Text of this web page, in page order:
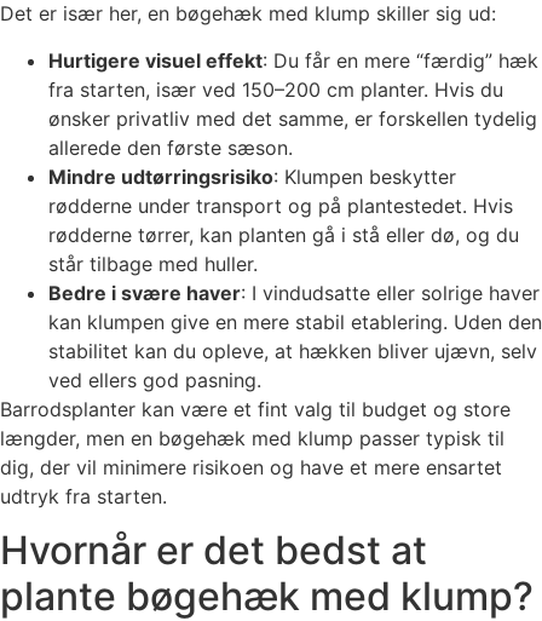
Det er især her, en bøgehæk med klump skiller sig ud:
Hurtigere visuel effekt: Du får en mere “færdig” hæk
fra starten, især ved 150–200 cm planter. Hvis du
ønsker privatliv med det samme, er forskellen tydelig
allerede den første sæson.
Mindre udtørringsrisiko: Klumpen beskytter
rødderne under transport og på plantestedet. Hvis
rødderne tørrer, kan planten gå i stå eller dø, og du
står tilbage med huller.
Bedre i svære haver: I vindudsatte eller solrige haver
kan klumpen give en mere stabil etablering. Uden den
stabilitet kan du opleve, at hækken bliver ujævn, selv
ved ellers god pasning.
Barrodsplanter kan være et fint valg til budget og store
længder, men en bøgehæk med klump passer typisk til
dig, der vil minimere risikoen og have et mere ensartet
udtryk fra starten.
Hvornår er det bedst at
plante bøgehæk med klump?